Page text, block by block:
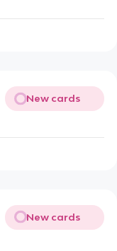
New cards
New cards